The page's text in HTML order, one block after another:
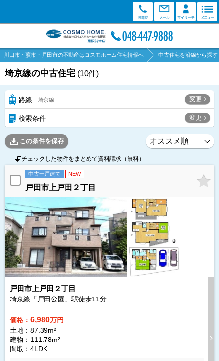
川口市・蕨市・戸田市の不動産はコスモホーム住宅情報へ 中古住宅を沿線から探す
埼京線の中古住宅 (10件)
路線 埼京線 変更
検索条件 変更
この条件を保存
チェックした物件をまとめて資料請求（無料）
中古一戸建て NEW
戸田市上戸田２丁目
戸田市上戸田２丁目
埼京線「戸田公園」駅徒歩11分
価格： 6,980万円
土地：87.39m²
建物：111.78m²
間取：4LDK